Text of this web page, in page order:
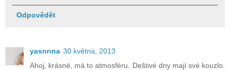
Odpovědět
yasnnna 30 května, 2013
Ahoj, krásné, má to atmosféru. Deštivé dny mají své kouzlo.